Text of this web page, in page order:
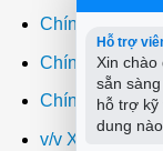
Chính sách
Chính sách
Chính sách
v/v Xuất hóa
Hỗ trợ
Xin chào
sẵn
hỗ trợ kỹ
dung